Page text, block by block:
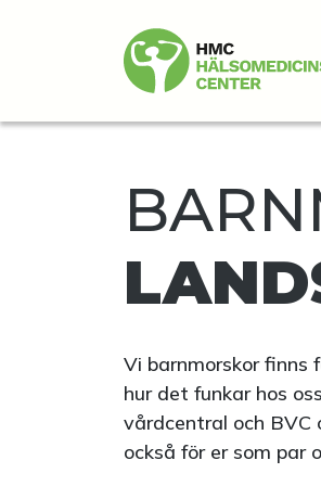
Vi barnmorskor finns
hur det funkar hos
vårdcentral och BVC
också för er som par